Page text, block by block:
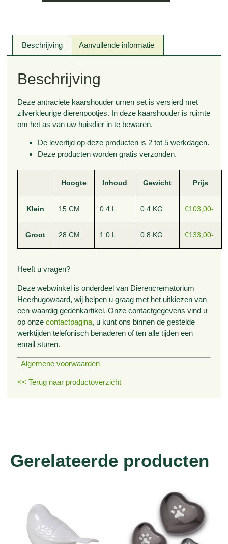
Beschrijving Aanvullende informatie
Beschrijving
Deze antraciete kaarshouder urnen set is versierd met
zilverkleurige dierenpootjes. In deze kaarshouder is ruimte
om het as van uw huisdier in te bewaren.
De levertijd op deze producten is 2 tot 5 werkdagen.
Deze producten worden gratis verzonden.
Hoogte Inhoud Gewicht Prijs
Klein 15 CM 0.4 L 0.4 KG €103,00-
Groot 28 CM 1.0 L 0.8 KG €133,00-
Heeft u vragen?
Deze webwinkel is onderdeel van Dierencrematorium
Heerhugowaard, wij helpen u graag met het uitkiezen van
een waardig gedenkartikel. Onze contactgegevens vind u
op onzecontactpagina, u kunt ons binnen de gestelde
werktijden telefonisch benaderen of ten alle tijden een
email sturen.
Algemene voorwaarden
<< Terug naar productoverzicht
Gerelateerde producten